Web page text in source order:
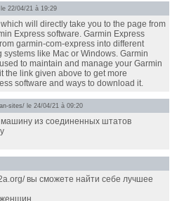
le 22/04/21 à 19:29
will directly take you to the page from
Express software. Garmin Express
garmin-com-express into different
like Mac or Windows. Garmin
to maintain and manage your Garmin
the link given above to get more
software and ways to download it.
sites/ le 24/04/21 à 09:20
из соединенных штатов
вы сможете найти себе лучшее
женщин